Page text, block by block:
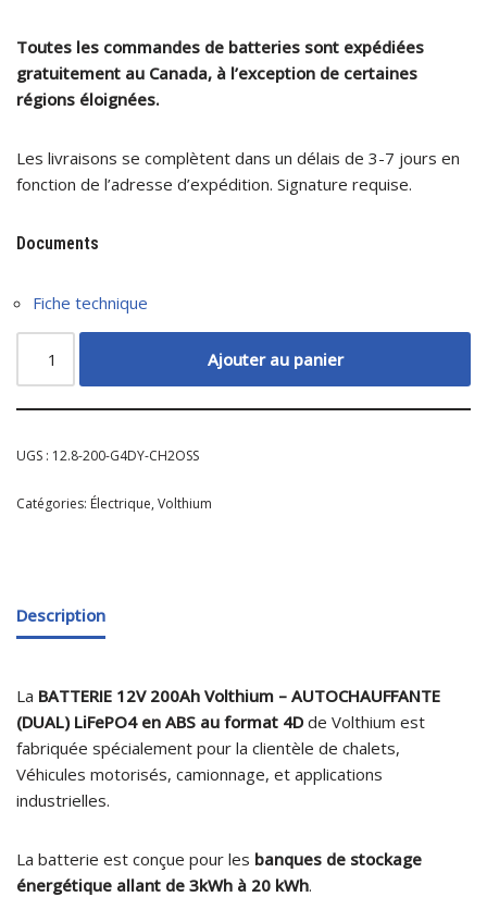
Toutes les commandes de batteries sont expédiées
gratuitement au Canada, à l’exception de certaines
régions éloignées.
Les livraisons se complètent dans un délais de 3-7 jours en
fonction de l’adresse d’expédition. Signature requise.
Documents
Fiche technique
Ajouter au panier
UGS : 12.8-200-G4DY-CH2OSS
Catégories: Électrique,Volthium
Description
La BATTERIE 12V 200Ah Volthium – AUTOCHAUFFANTE
(DUAL) LiFePO4 en ABS au format 4Dde Volthium est
fabriquée spécialement pour la clientèle de chalets,
Véhicules motorisés, camionnage, et applications
industrielles.
La batterie est conçue pour les banques de stockage
énergétique allant de 3kWh à 20 kWh.